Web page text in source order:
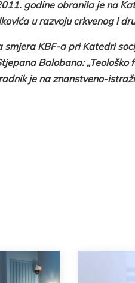
godine obranila je na
u razvoju crkvenog i
KBF-a pri Katedri
Balobana:
je na znanstveno-